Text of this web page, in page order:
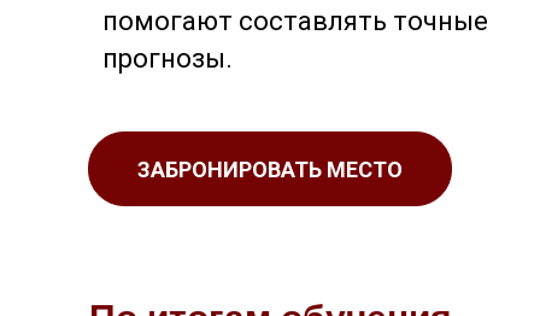
помогают составлять точные
прогнозы.
ЗАБРОНИРОВАТЬ МЕСТО